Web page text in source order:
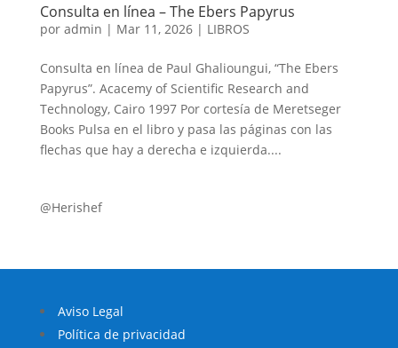
Consulta en línea – The Ebers Papyrus
por admin | Mar 11, 2026| LIBROS
Consulta en línea de Paul Ghalioungui, “The Ebers
Papyrus”. Acacemy of Scientific Research and
Technology, Cairo 1997 Por cortesía de Meretseger
Books Pulsa en el libro y pasa las páginas con las
flechas que hay a derecha e izquierda....
@Herishef
Aviso Legal
Política de privacidad